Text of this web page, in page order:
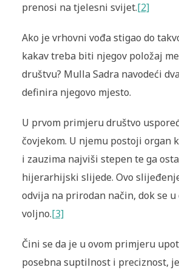
prenosi na tjelesni svijet.[2]
Ako je vrhovni vođa stigao do
kakav treba biti njegov položaj
društvu? Mulla Sadra navodeći
definira njegovo mjesto.
U prvom primjeru društvo
čovjekom. U njemu postoji organ
i zauzima najviši stepen te ga
hijerarhijski slijede. Ovo
odvija na prirodan način, dok se
voljno.[3]
Čini se da je u ovom primjeru
posebna suptilnost i preciznost,